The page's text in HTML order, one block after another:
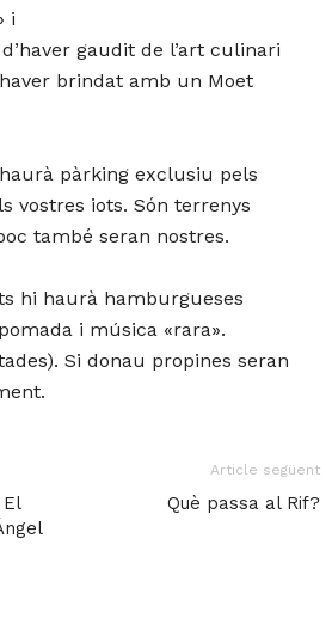
i
gaudit de l’art culinari
brindat amb un Moet
pàrking exclusiu pels
vostres iots. Són terrenys
també seran nostres.
hi haurà hamburgueses
i música «rara».
Si donau propines seran
Article següent
Què passa al Rif?